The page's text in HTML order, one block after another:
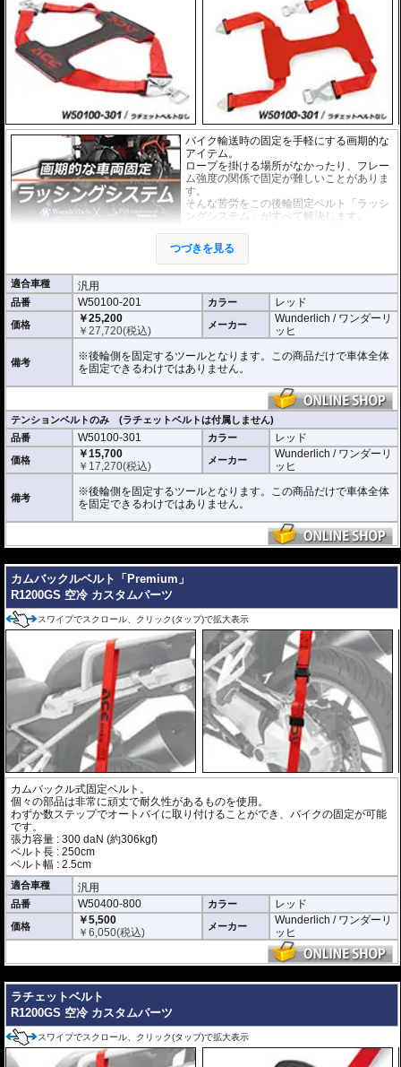
バイク輸送時の固定を手軽にする画期的な
アイテム。
ロープを掛ける場所がなかったり、フレー
ム強度の関係で固定が難しいことがありま
す。
そんな苦労をこの後輪固定ベルト「ラッシ
ングシステム」がすべて解決します。
しなやかで頑丈なテンションベルトを後輪
にかぶせ、接続されているのラチェットベ
ルトで 確実に車体のリア側を固定できま
す。テンションベルト裏側には特殊な滑り止め加工が施されています。
ぜひ動画でその手軽さをご確認ください。
張力容量 : 500 daN (約510kgf)
ベルト長 : 65cm
また、お手持ちのベルトをご利用いただけるテンションベルトだけの商品もラ
インナップ。
つづきを見る
適合車種 汎用
品番 W50100-201 カラー レッド
価格
￥25,200
￥27,720(税込) メーカー
Wunderlich / ワンダーリ
ッヒ
備考
※後輪側を固定するツールとなります。この商品だけで車体全体
を固定できるわけではありません。
テンションベルトのみ (ラチェットベルトは付属しません)
品番
W50100-301 カラー レッド
価格
￥15,700
￥ 17,270(税込) メーカー
Wunderlich / ワンダーリ
ッヒ
備考
※後輪側を固定するツールとなります。この商品だけで車体全体
を固定できるわけではありません。
カムバックルベルト「Premium」
R1200GS 空冷 カスタムパーツ
スワイプでスクロール、クリック(タップ)で拡大表示
カムバックル式固定ベルト。
個々の部品は非常に頑丈で耐久性があるものを使用。
わずか数ステップでオートバイに取り付けることができ、バイクの固定が可能
です。
張力容量 : 300 daN (約306kgf)
ベルト長 : 250cm
ベルト幅 : 2.5cm
適合車種 汎用
品番 W50400-800 カラー レッド
価格
￥5,500
￥6,050(税込) メーカー
Wunderlich / ワンダーリ
ッヒ
ラチェットベルト
R1200GS 空冷 カスタムパーツ
スワイプでスクロール、クリック(タップ)で拡大表示